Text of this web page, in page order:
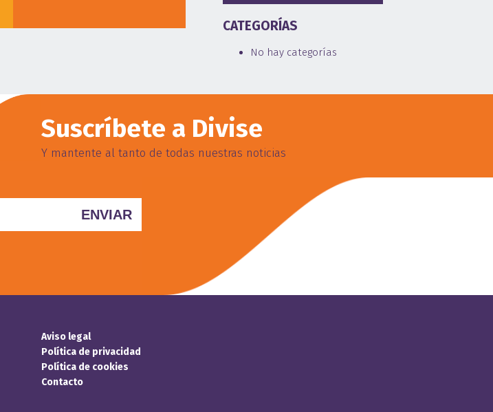
CATEGORÍAS
No hay categorías
Suscríbete a Divise
Y mantente al tanto de todas nuestras noticias
Aviso legal
Política de privacidad
Política de cookies
Contacto